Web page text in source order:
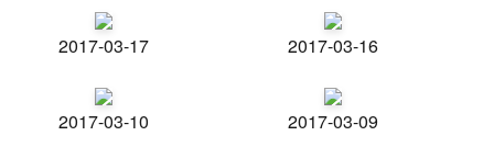
2017-03-17 2017-03-16
2017-03-10 2017-03-09